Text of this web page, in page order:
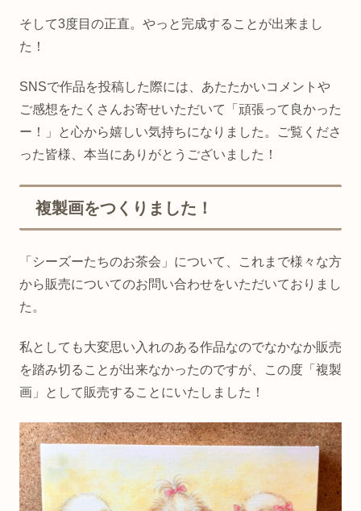
そして3度目の正直。やっと完成することが出来まし
た！
SNSで作品を投稿した際には、あたたかいコメントや
ご感想をたくさんお寄せいただいて「頑張って良かった
ー！」と心から嬉しい気持ちになりました。ご覧くださ
った皆様、本当にありがとうございました！
複製画をつくりました！
「シーズーたちのお茶会」について、これまで様々な方
から販売についてのお問い合わせをいただいておりまし
た。
私としても大変思い入れのある作品なのでなかなか販売
を踏み切ることが出来なかったのですが、この度「複製
画」として販売することにいたしました！